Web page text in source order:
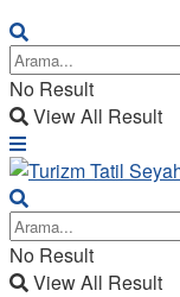
No Result
View All Result
No Result
View All Result